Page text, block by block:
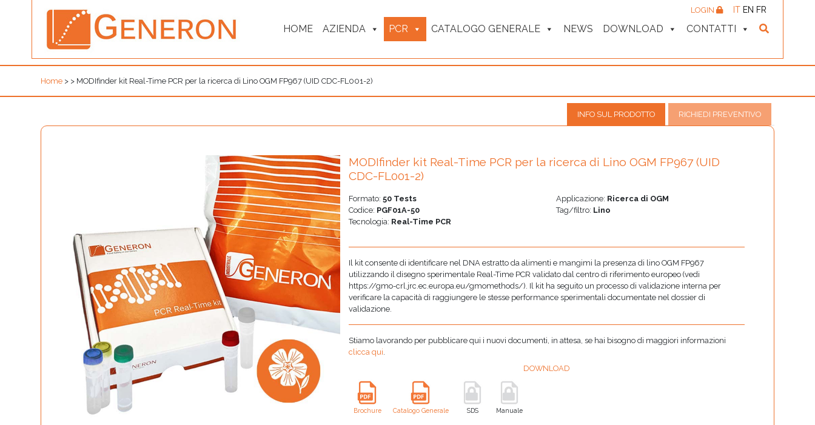
HOME AZIENDA PCR CATALOGO GENERALE NEWS DOWNLOAD CONTATTI
LOGIN IT EN FR
Home > > MODIfinder kit Real-Time PCR per la ricerca di Lino OGM FP967 (UID CDC-FL001-2)
INFO SUL PRODOTTO RICHIEDI PREVENTIVO
MODIfinder kit Real-Time PCR per la ricerca di Lino OGM FP967 (UID
CDC-FL001-2)
Formato:50 Tests
Codice: PGF01A-50
Tecnologia: Real-Time PCR
Applicazione: Ricerca di OGM
Tag/filtro: Lino
Il kit consente di identificare nel DNA estratto da alimenti e mangimi la presenza di lino OGM FP967
utilizzando il disegno sperimentale Real-Time PCR validato dal centro di riferimento europeo (vedi
https://gmo-crl.jrc.ec.europa.eu/gmomethods/). Il kit ha seguito un processo di validazione interna per
verificare la capacità di raggiungere le stesse performance sperimentali documentate nel dossier di
validazione.
Stiamo lavorando per pubblicare qui i nuovi documenti, in attesa, se hai bisogno di maggiori informazioni
clicca qui.
DOWNLOAD
Brochure Catalogo Generale SDS Manuale